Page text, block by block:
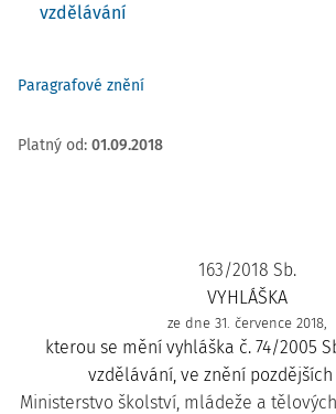
vzdělávání
Paragrafové znění
Platný od: 01.09.2018
163/2018 Sb.
VYHLÁŠKA
ze dne 31. července 2018,
kterou se mění vyhláška č. 74/2005
vzdělávání, ve znění
Ministerstvo školství, mládeže a